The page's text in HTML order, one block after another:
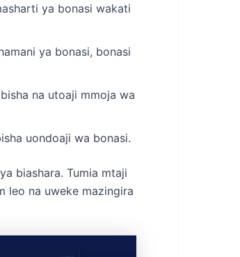
ya bonasi wakati
ya bonasi, bonasi
na utoaji mmoja wa
uondoaji wa bonasi.
biashara. Tumia mtaji
leo na uweke mazingira